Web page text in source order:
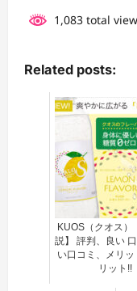
1,083 total
Related posts:
KUOS（クオス）
説】 評判、良い
い口コミ、メリッ
リット!!